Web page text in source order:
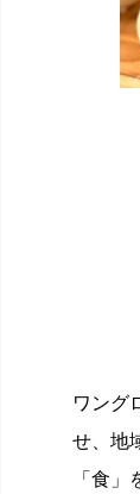
ワング
せ、地
「食